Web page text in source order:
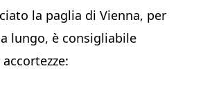
la paglia di Vienna, per
lungo, è consigliabile